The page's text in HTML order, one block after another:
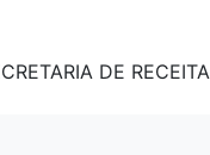
DE RECEITA